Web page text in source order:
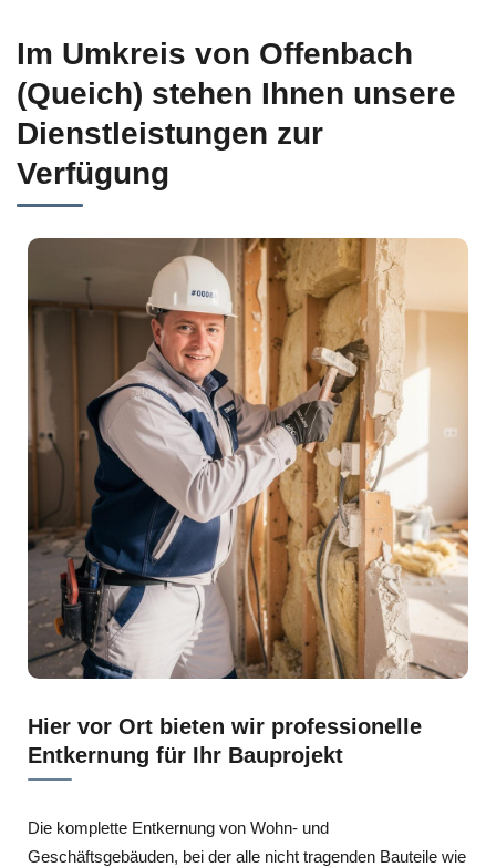
Im Umkreis von Offenbach
(Queich) stehen Ihnen unsere
Dienstleistungen zur
Verfügung
Hier vor Ort bieten wir professionelle
Entkernung für Ihr Bauprojekt
Die komplette Entkernung von Wohn- und
Geschäftsgebäuden, bei der alle nicht tragenden Bauteile wie